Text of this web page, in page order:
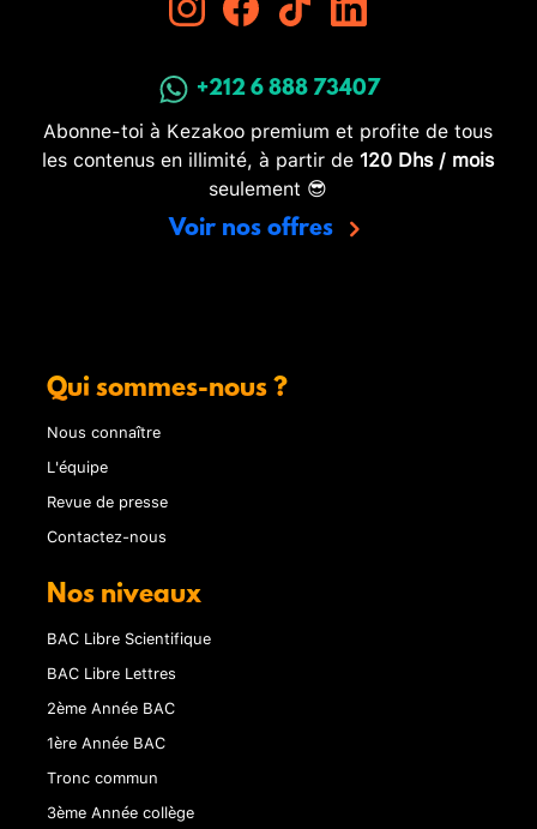
+212 6 888 73407
Abonne-toi à Kezakoo premium et profite de tous
les contenus en illimité, à partir de 120 Dhs / mois
seulement 😎
Voir nos offres
Qui sommes-nous ?
Nous connaître
L'équipe
Revue de presse
Contactez-nous
Nos niveaux
BAC Libre Scientifique
BAC Libre Lettres
2ème Année BAC
1ère Année BAC
Tronc commun
3ème Année collège